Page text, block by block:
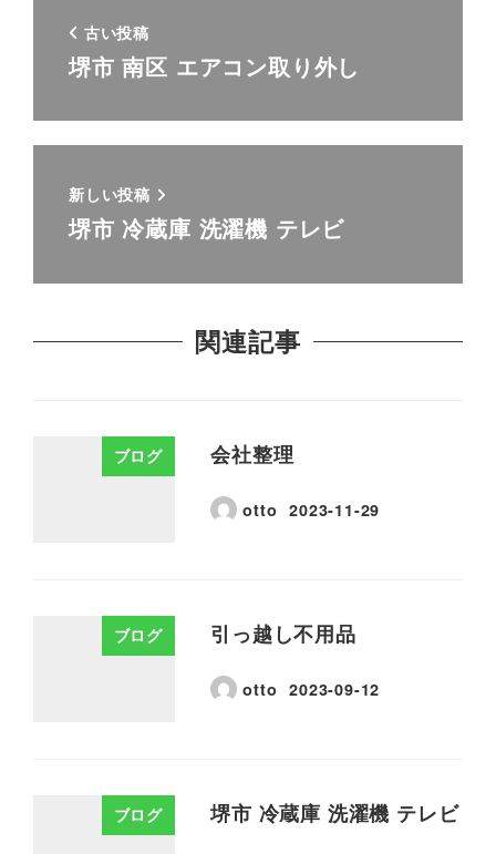
古い投稿
堺市 南区 エアコン取り外し
新しい投稿
堺市 冷蔵庫 洗濯機 テレビ
関連記事
ブログ 会社整理
otto 2023-11-29
ブログ 引っ越し不用品
otto 2023-09-12
ブログ 堺市 冷蔵庫 洗濯機 テレビ